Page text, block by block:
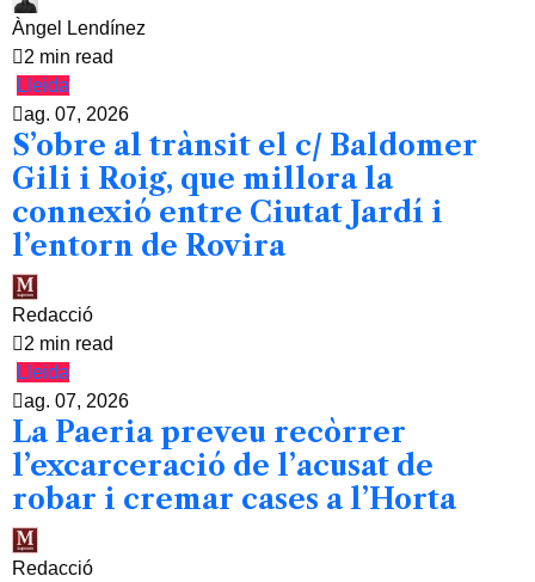
Àngel Lendínez
2 min read
Lleida
ag. 07, 2026
S’obre al trànsit el c/ Baldomer
Gili i Roig, que millora la
connexió entre Ciutat Jardí i
l’entorn de Rovira
Redacció
2 min read
Lleida
ag. 07, 2026
La Paeria preveu recòrrer
l’excarceració de l’acusat de
robar i cremar cases a l’Horta
Redacció